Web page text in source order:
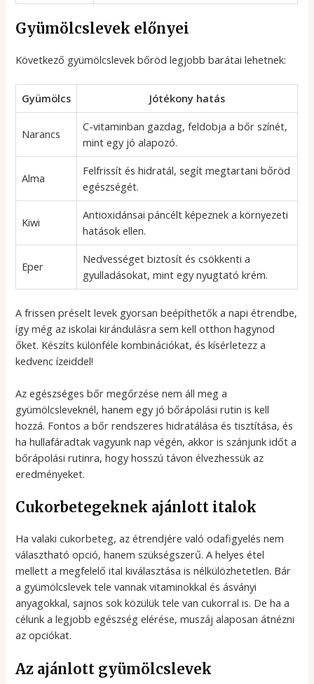
Gyümölcslevek előnyei
Következő gyümölcslevek bőröd legjobb barátai lehetnek:
Gyümölcs Jótékony hatás
Narancs
C-vitaminban gazdag, feldobja a bőr színét,
mint egy jó alapozó.
Alma
Felfrissít és hidratál, segít megtartani bőröd
egészségét.
Kiwi
Antioxidánsai páncélt képeznek a környezeti
hatások ellen.
Eper
Nedvességet biztosít és csökkenti a
gyulladásokat, mint egy nyugtató krém.
A frissen préselt levek gyorsan beépíthetők a napi étrendbe,
így még az iskolai kirándulásra sem kell otthon hagynod
őket. Készíts különféle kombinációkat, és kísérletezz a
kedvenc ízeiddel!
Az egészséges bőr megőrzése nem áll meg a
gyümölcsleveknél, hanem egy jó bőrápolási rutin is kell
hozzá. Fontos a bőr rendszeres hidratálása és tisztítása, és
ha hullafáradtak vagyunk nap végén, akkor is szánjunk időt a
bőrápolási rutinra, hogy hosszú távon élvezhessük az
eredményeket.
Cukorbetegeknek ajánlott italok
Ha valaki cukorbeteg, az étrendjére való odafigyelés nem
választható opció, hanem szükségszerű. A helyes étel
mellett a megfelelő ital kiválasztása is nélkülözhetetlen. Bár
a gyümölcslevek tele vannak vitaminokkal és ásványi
anyagokkal, sajnos sok közülük tele van cukorral is. De ha a
célunk a legjobb egészség elérése, muszáj alaposan átnézni
az opciókat.
Az ajánlott gyümölcslevek